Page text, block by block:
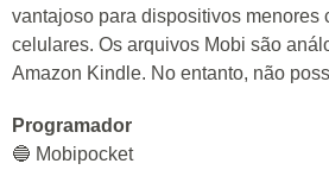
vantajoso para dispositivos menores
celulares. Os arquivos Mobi são
Amazon Kindle. No entanto, não
Programador
🔵 Mobipocket